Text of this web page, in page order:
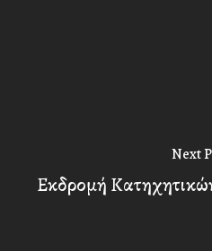
Next
Εκδρομή